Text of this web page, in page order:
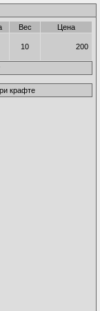
Вес
Цена
10 200
крафте